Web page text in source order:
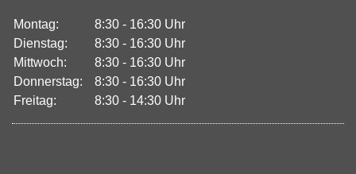
Montag:
8:30 - 16:30 Uhr
Dienstag:
8:30 - 16:30 Uhr
Mittwoch:
8:30 - 16:30 Uhr
Donnerstag:
8:30 - 16:30 Uhr
Freitag:
8:30 - 14:30 Uhr